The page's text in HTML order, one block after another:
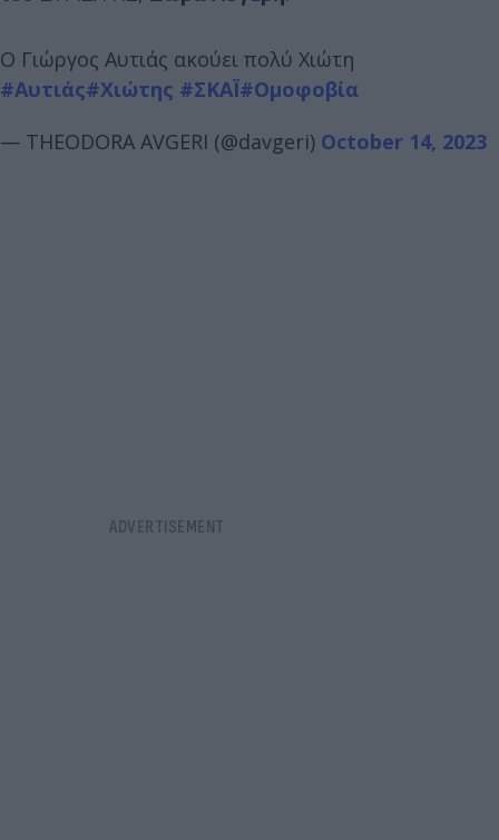
Ο Γιώργος Αυτιάς ακούει πολύ Χιώτη
#Αυτιάς#Χιώτης #ΣΚΑΪ#Ομοφοβία
— THEODORA AVGERI (@davgeri) October 14, 2023